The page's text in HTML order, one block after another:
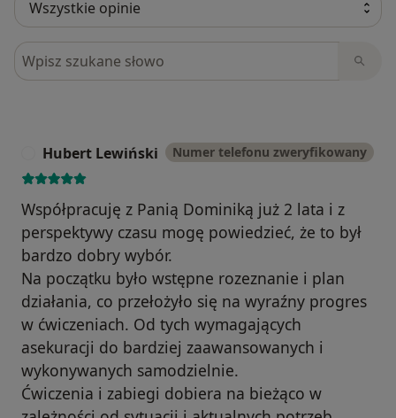
Szukaj w opiniach
Hubert Lewiński Numer telefonu zweryfikowany
Współpracuję z Panią Dominiką już 2 lata i z
perspektywy czasu mogę powiedzieć, że to był
bardzo dobry wybór.
Na początku było wstępne rozeznanie i plan
działania, co przełożyło się na wyraźny progres
w ćwiczeniach. Od tych wymagających
asekuracji do bardziej zaawansowanych i
wykonywanych samodzielnie.
Ćwiczenia i zabiegi dobiera na bieżąco w